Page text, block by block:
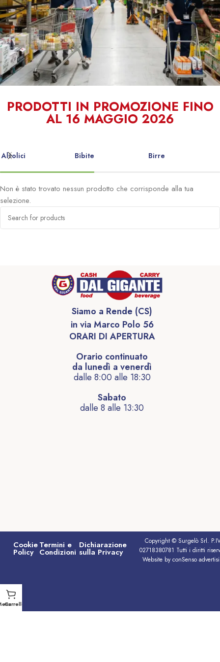
Qualità e
Convenienza
PRODOTTI IN PROMOZIONE FINO
AL 16 MAGGIO 2026
Alcolici Bibite Birre
Non è stato trovato nessun prodotto che corrisponde alla tua
selezione.
Siamo a Rende (CS)
in via Marco Polo 56
ORARI DI APERTURA
Orario continuato
da lunedì a venerdì
dalle 8:00 alle 18:30
Sabato
dalle 8 alle 13:30
Cookie
Policy
Termini e
Condizioni
Dichiarazione
sulla Privacy
Copyright © Surgelò Srl.
02718380781 Tutti i diritti
Website by conSenso
Carrello